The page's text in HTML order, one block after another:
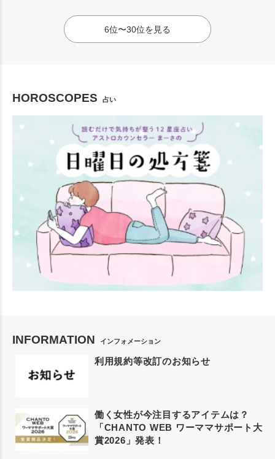
6位〜30位を見る
HOROSCOPES 占い
INFORMATION インフォメーション
利用規約等改訂のお知らせ
働く女性が今注目するアイテムは？
「CHANTO WEB ワーママサポート大
賞2026」発表！